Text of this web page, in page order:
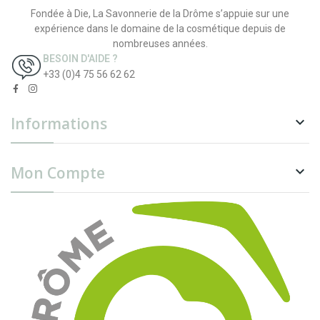
Fondée à Die, La Savonnerie de la Drôme s’appuie sur une
expérience dans le domaine de la cosmétique depuis de
nombreuses années.
BESOIN D'AIDE ?
+33 (0)4 75 56 62 62
Informations 
Mon Compte 